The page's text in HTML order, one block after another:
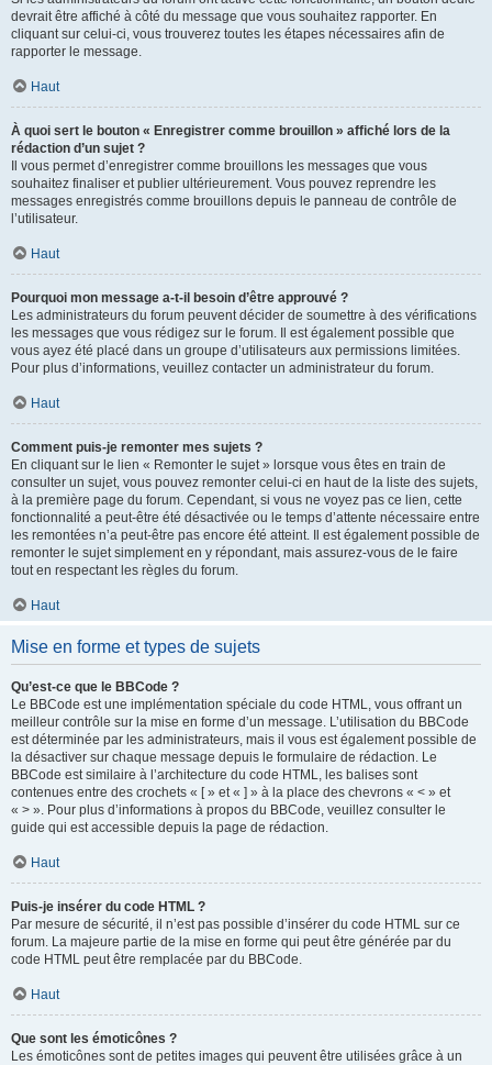
devrait être affiché à côté du message que vous souhaitez rapporter. En
cliquant sur celui-ci, vous trouverez toutes les étapes nécessaires afin de
rapporter le message.
Haut
À quoi sert le bouton « Enregistrer comme brouillon » affiché lors de la
rédaction d’un sujet ?
Il vous permet d’enregistrer comme brouillons les messages que vous
souhaitez finaliser et publier ultérieurement. Vous pouvez reprendre les
messages enregistrés comme brouillons depuis le panneau de contrôle de
l’utilisateur.
Haut
Pourquoi mon message a-t-il besoin d’être approuvé ?
Les administrateurs du forum peuvent décider de soumettre à des vérifications
les messages que vous rédigez sur le forum. Il est également possible que
vous ayez été placé dans un groupe d’utilisateurs aux permissions limitées.
Pour plus d’informations, veuillez contacter un administrateur du forum.
Haut
Comment puis-je remonter mes sujets ?
En cliquant sur le lien « Remonter le sujet » lorsque vous êtes en train de
consulter un sujet, vous pouvez remonter celui-ci en haut de la liste des sujets,
à la première page du forum. Cependant, si vous ne voyez pas ce lien, cette
fonctionnalité a peut-être été désactivée ou le temps d’attente nécessaire entre
les remontées n’a peut-être pas encore été atteint. Il est également possible de
remonter le sujet simplement en y répondant, mais assurez-vous de le faire
tout en respectant les règles du forum.
Haut
Mise en forme et types de sujets
Qu’est-ce que le BBCode ?
Le BBCode est une implémentation spéciale du code HTML, vous offrant un
meilleur contrôle sur la mise en forme d’un message. L’utilisation du BBCode
est déterminée par les administrateurs, mais il vous est également possible de
la désactiver sur chaque message depuis le formulaire de rédaction. Le
BBCode est similaire à l’architecture du code HTML, les balises sont
contenues entre des crochets « [ » et « ] » à la place des chevrons « < » et
« > ». Pour plus d’informations à propos du BBCode, veuillez consulter le
guide qui est accessible depuis la page de rédaction.
Haut
Puis-je insérer du code HTML ?
Par mesure de sécurité, il n’est pas possible d’insérer du code HTML sur ce
forum. La majeure partie de la mise en forme qui peut être générée par du
code HTML peut être remplacée par du BBCode.
Haut
Que sont les émoticônes ?
Les émoticônes sont de petites images qui peuvent être utilisées grâce à un